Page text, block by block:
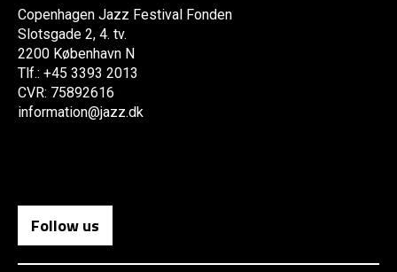
Copenhagen Jazz Festival Fonden
Slotsgade 2, 4. tv.
2200 København N
Tlf.: +45 3393 2013
CVR: 75892616
information@jazz.dk
Follow us